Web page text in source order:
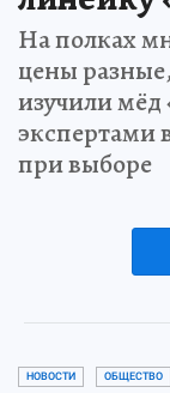
На полках
цены
изучили мёд
экспертами
при выборе
НОВОСТИ ОБЩЕСТВО